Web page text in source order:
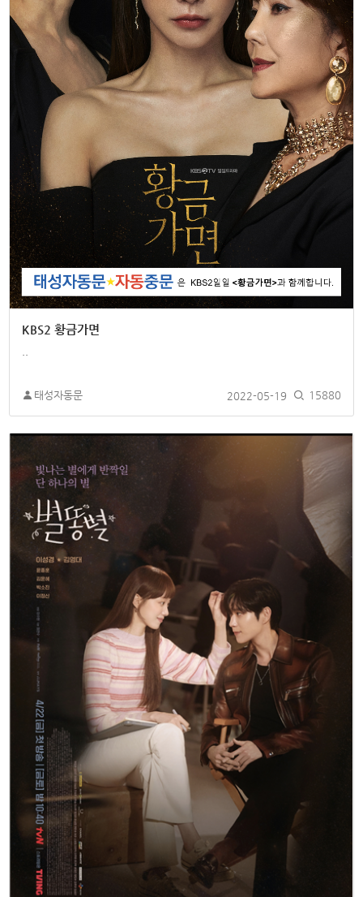
KBS2 황금가면
태성자동문 2022-05-19 15880